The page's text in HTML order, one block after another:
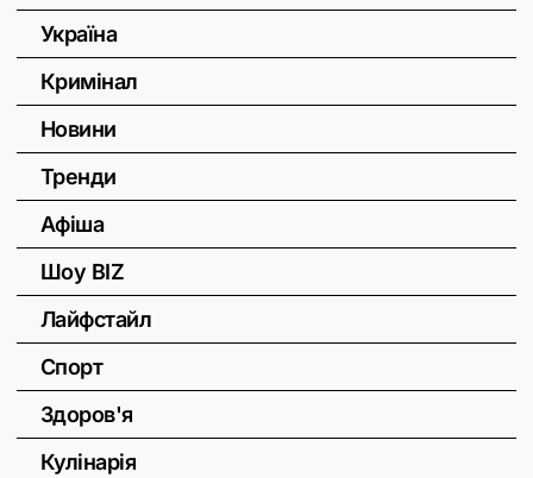
Україна
Кримінал
Новини
Тренди
Афіша
Шоу BIZ
Лайфстайл
Спорт
Здоров'я
Кулінарія